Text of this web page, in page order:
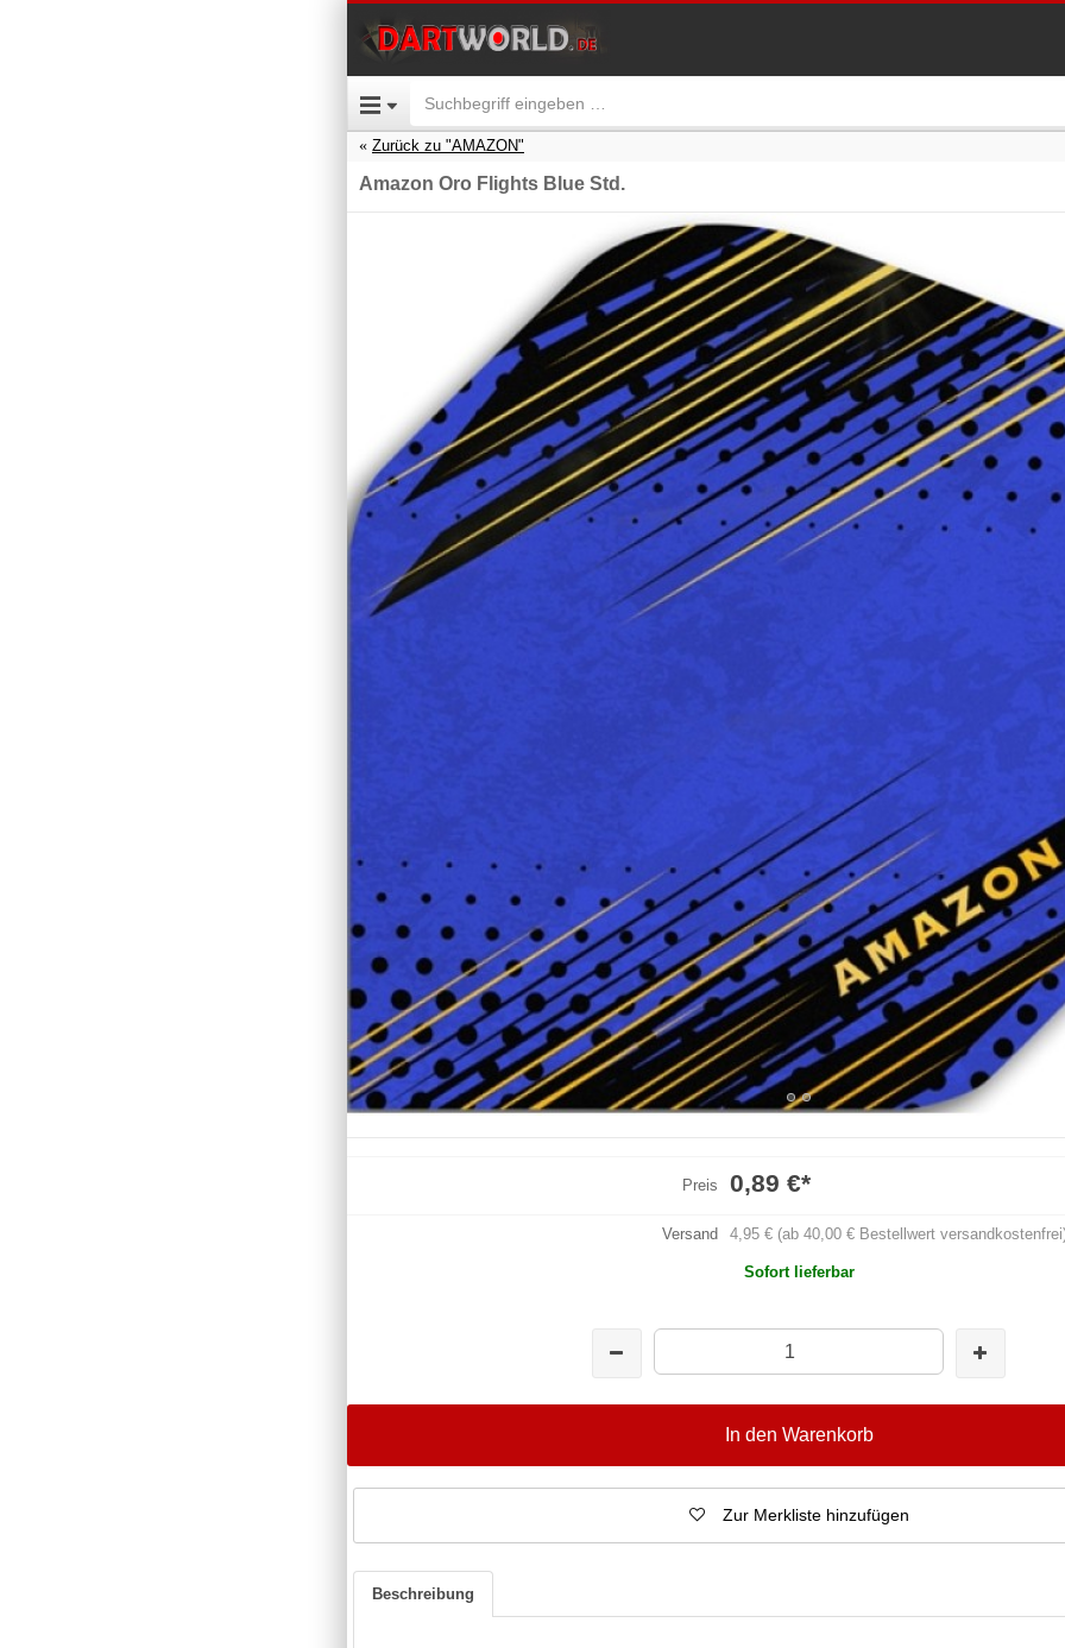
Zurück zu "AMAZON"
Amazon Oro Flights Blue Std.
Preis 0,89 €*
Versand 4,95 € (ab 40,00 € Bestellwert
Sofort lieferbar
In den Warenkorb
Zur Merkliste hinzufügen
Beschreibung